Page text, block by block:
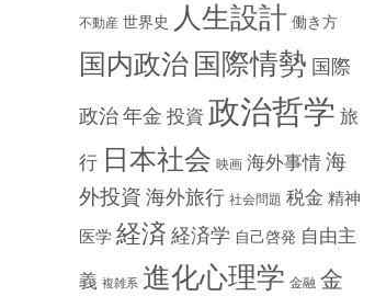
不動産 世界史 人生設計 働き方
国内政治 国際情勢 国際
政治 年金 投資 政治哲学 旅
行 日本社会 映画 海外事情 海
外投資 海外旅行 社会問題 税金 精神
医学 経済 経済学 自己啓発 自由主
義 複雑系 進化心理学 金融 金